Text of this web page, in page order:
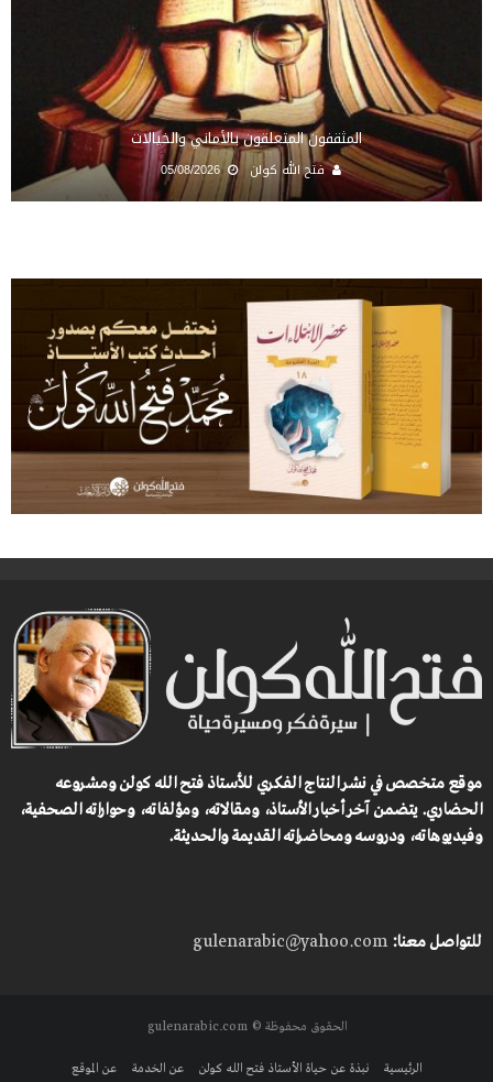
المثقفون المتعلقون بالأماني والخيالات
فتح الله كولن 05/08/2026
موقع متخصص في نشر النتاج الفكري للأستاذ فتح الله كولن ومشروعه
الحضاري. يتضمن آخر أخبار الأستاذ، ومقالاته، ومؤلفاته، وحواراته الصحفية،
وفيديوهاته، ودروسه ومحاضراته القديمة والحديثة.
للتواصل معنا:gulenarabic@yahoo.com
الحقوق محفوظة © gulenarabic.com
الرئيسية نبذة عن حياة الأستاذ فتح الله كولن عن الخدمة عن الموقع